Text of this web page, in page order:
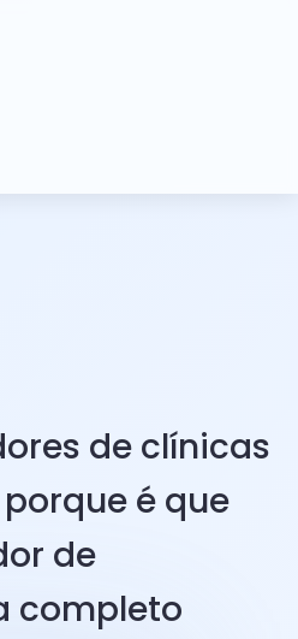
de clínicas
é que
de
completo